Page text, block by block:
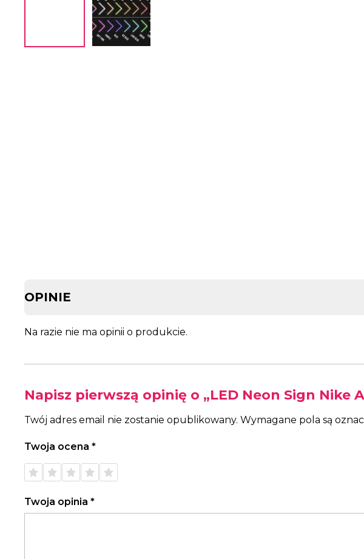
OPINIE
Na razie nie ma opinii o produkcie.
Napisz pierwszą opinię o „LED Neon Sign Nike
Twój adres email nie zostanie opublikowany. Wymagane pola są
Twoja ocena *
1 z 5
gwiazdek
2 z 5
gwiazdek
3 z 5
gwiazdek
4 z 5
gwiazdek
5 z 5
gwiazdek
Twoja opinia *